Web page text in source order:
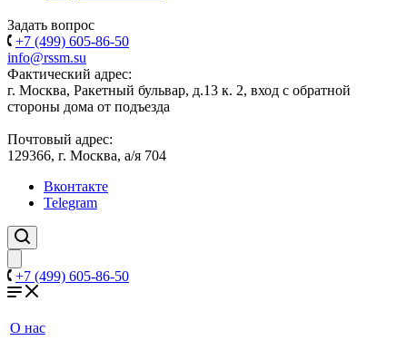
Задать вопрос
+7 (499) 605-86-50
info@rssm.su
Фактический адрес:
г. Москва, Ракетный бульвар, д.13 к. 2, вход с обратной
стороны дома от подъезда
Почтовый адрес:
129366, г. Москва, а/я 704
Вконтакте
Telegram
+7 (499) 605-86-50
О нас